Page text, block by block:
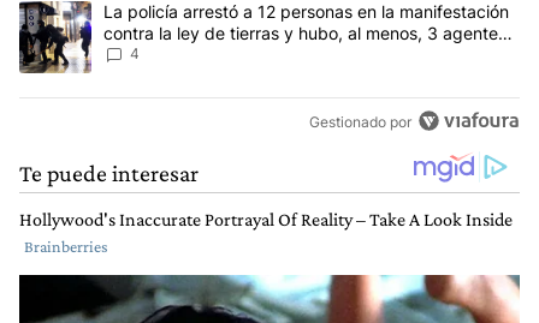
Un artículo de tendencia con el título "La policía arrestó a 12
La policía arrestó a 12 personas en la manifestación
contra la ley de tierras y hubo, al menos, 3 agentes
heridos
4
Gestionado por